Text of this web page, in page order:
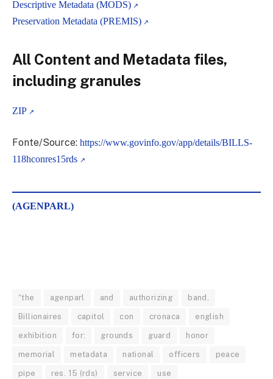
Descriptive Metadata (MODS)
Preservation Metadata (PREMIS)
All Content and Metadata files,
including granules
ZIP
Fonte/Source: https://www.govinfo.gov/app/details/BILLS-
118hconres15rds
(AGENPARL)
“the agenparl and authorizing band,
Billionaires capitol con cronaca english
exhibition for: grounds guard honor
memorial metadata national officers peace
pipe res. 15 (rds) service use